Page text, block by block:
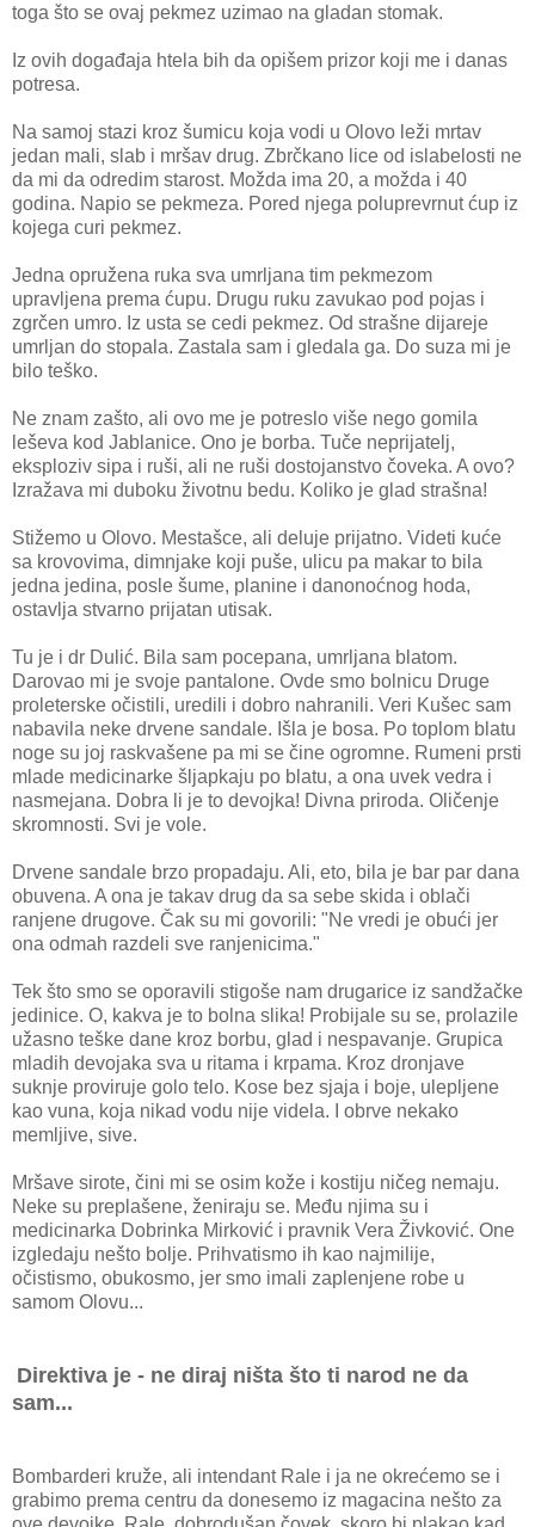
toga što se ovaj pekmez uzimao na gladan stomak.
Iz ovih događaja htela bih da opišem prizor koji me i danas
potresa.
Na samoj stazi kroz šumicu koja vodi u Olovo leži mrtav
jedan mali, slab i mršav drug. Zbrčkano lice od islabelosti ne
da mi da odredim starost. Možda ima 20, a možda i 40
godina. Napio se pekmeza. Pored njega poluprevrnut ćup iz
kojega curi pekmez.
Jedna opružena ruka sva umrljana tim pekmezom
upravljena prema ćupu. Drugu ruku zavukao pod pojas i
zgrčen umro. Iz usta se cedi pekmez. Od strašne dijareje
umrljan do stopala. Zastala sam i gledala ga. Do suza mi je
bilo teško.
Ne znam zašto, ali ovo me je potreslo više nego gomila
leševa kod Jablanice. Ono je borba. Tuče neprijatelj,
eksploziv sipa i ruši, ali ne ruši dostojanstvo čoveka. A ovo?
Izražava mi duboku životnu bedu. Koliko je glad strašna!
Stižemo u Olovo. Mestašce, ali deluje prijatno. Videti kuće
sa krovovima, dimnjake koji puše, ulicu pa makar to bila
jedna jedina, posle šume, planine i danonoćnog hoda,
ostavlja stvarno prijatan utisak.
Tu je i dr Dulić. Bila sam pocepana, umrljana blatom.
Darovao mi je svoje pantalone. Ovde smo bolnicu Druge
proleterske očistili, uredili i dobro nahranili. Veri Kušec sam
nabavila neke drvene sandale. Išla je bosa. Po toplom blatu
noge su joj raskvašene pa mi se čine ogromne. Rumeni prsti
mlade medicinarke šljapkaju po blatu, a ona uvek vedra i
nasmejana. Dobra li je to devojka! Divna priroda. Oličenje
skromnosti. Svi je vole.
Drvene sandale brzo propadaju. Ali, eto, bila je bar par dana
obuvena. A ona je takav drug da sa sebe skida i oblači
ranjene drugove. Čak su mi govorili: "Ne vredi je obući jer
ona odmah razdeli sve ranjenicima."
Tek što smo se oporavili stigoše nam drugarice iz sandžačke
jedinice. O, kakva je to bolna slika! Probijale su se, prolazile
užasno teške dane kroz borbu, glad i nespavanje. Grupica
mladih devojaka sva u ritama i krpama. Kroz dronjave
suknje proviruje golo telo. Kose bez sjaja i boje, ulepljene
kao vuna, koja nikad vodu nije videla. I obrve nekako
memljive, sive.
Mršave sirote, čini mi se osim kože i kostiju ničeg nemaju.
Neke su preplašene, ženiraju se. Među njima su i
medicinarka Dobrinka Mirković i pravnik Vera Živković. One
izgledaju nešto bolje. Prihvatismo ih kao najmilije,
očistismo, obukosmo, jer smo imali zaplenjene robe u
samom Olovu...
Direktiva je - ne diraj ništa što ti narod ne da
sam...
Bombarderi kruže, ali intendant Rale i ja ne okrećemo se i
grabimo prema centru da donesemo iz magacina nešto za